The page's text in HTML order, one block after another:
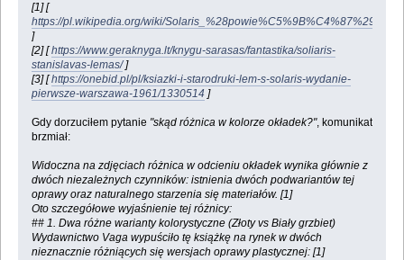
[1] [
https://pl.wikipedia.org/wiki/Solaris_%28powie%C5%9B%C4%87%29
]
[2] [https://www.geraknyga.lt/knygu-sarasas/fantastika/soliaris-
stanislavas-lemas/]
[3] [https://onebid.pl/pl/ksiazki-i-starodruki-lem-s-solaris-wydanie-
pierwsze-warszawa-1961/1330514 ]
Gdy dorzuciłem pytanie "skąd różnica w kolorze okładek?", komunikat
brzmiał:
Widoczna na zdjęciach różnica w odcieniu okładek wynika głównie z
dwóch niezależnych czynników: istnienia dwóch podwariantów tej
oprawy oraz naturalnego starzenia się materiałów. [1]
Oto szczegółowe wyjaśnienie tej różnicy:
## 1. Dwa różne warianty kolorystyczne (Złoty vs Biały grzbiet)
Wydawnictwo Vaga wypuściło tę książkę na rynek w dwóch
nieznacznie różniących się wersjach oprawy plastycznej: [1]